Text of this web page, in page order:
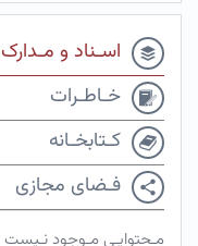
اسـناد و مـدارک
خـاطـرات
کـتابخـانه
فـضای مجازی
مـحتوایـی مـوجود نـیست